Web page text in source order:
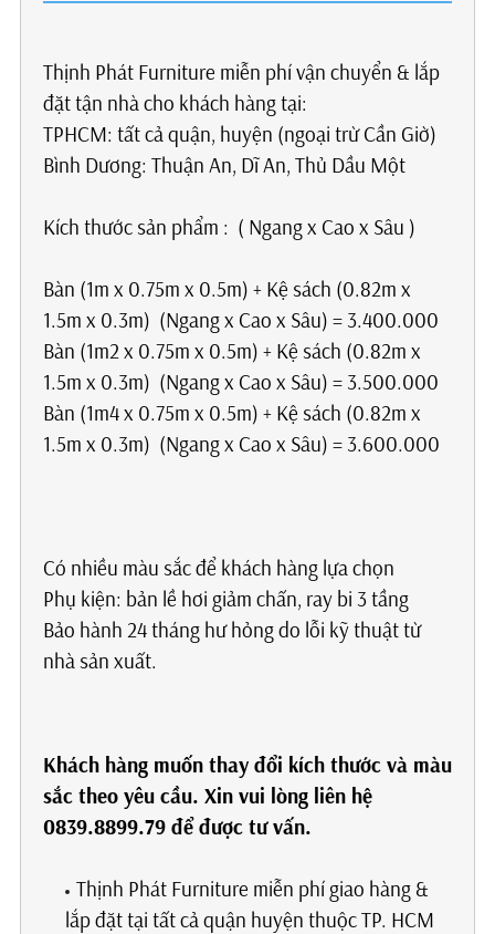
Thịnh Phát Furniture miễn phí vận chuyển & lắp
đặt tận nhà cho khách hàng tại:
TPHCM: tất cả quận, huyện (ngoại trừ Cần Giờ)
Bình Dương: Thuận An, Dĩ An, Thủ Dầu Một
Kích thước sản phẩm : ( Ngang x Cao x Sâu )
Bàn (1m x 0.75m x 0.5m) + Kệ sách (0.82m x
1.5m x 0.3m) (Ngang x Cao x Sâu) = 3.400.000
Bàn (1m2 x 0.75m x 0.5m) + Kệ sách (0.82m x
1.5m x 0.3m) (Ngang x Cao x Sâu) = 3.500.000
Bàn (1m4 x 0.75m x 0.5m) + Kệ sách (0.82m x
1.5m x 0.3m) (Ngang x Cao x Sâu) = 3.600.000
Có nhiều màu sắc để khách hàng lựa chọn
Phụ kiện: bản lề hơi giảm chấn, ray bi 3 tầng
Bảo hành 24 tháng hư hỏng do lỗi kỹ thuật từ
nhà sản xuất.
Khách hàng muốn thay đổi kích thước và màu
sắc theo yêu cầu. Xin vui lòng liên hệ
0839.8899.79 để được tư vấn.
Thịnh Phát Furniture miễn phí giao hàng &
lắp đặt tại tất cả quận huyện thuộc TP. HCM